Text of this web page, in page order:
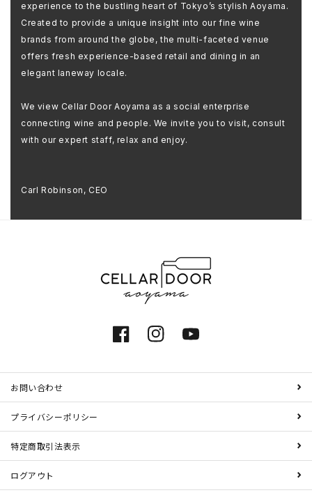
experience to the bustling heart of Tokyo’s stylish Aoyama.
Created to provide a unique insight into our fine wine
brands from around the globe, the multi-faceted venue
offers fresh experience-based retail and dining in an
elegant laneway locale.
We view Cellar Door Aoyama as a social enterprise
connecting wine and people. We invite you to visit, consult
with our expert staff, relax and enjoy.
Carl Robinson, CEO
FacebookInstagramYouTube
お問い合わせ
プライバシーポリシー
特定商取引法表示
ログアウト